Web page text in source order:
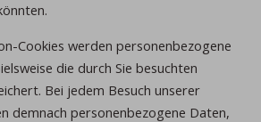
Cookies werden personenbezogene
die durch Sie besuchten
Bei jedem Besuch unserer
demnach personenbezogene Daten,